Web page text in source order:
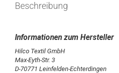
Beschreibung
Hilco Textil GmbH
Max-Eyth-Str. 3
D-70771 Leinfelden-Echterdingen